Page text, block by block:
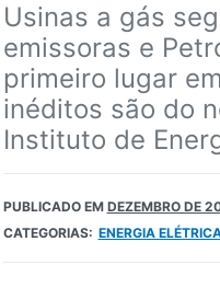
Usinas a gás
emissoras e
primeiro lugar
inéditos são do
Instituto de
PUBLICADO EM DEZEMBRO DE
CATEGORIAS: ENERGIA